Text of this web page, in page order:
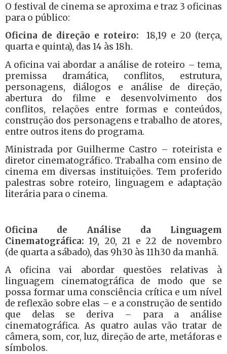
O festival de cinema se aproxima e traz 3 oficinas
para o público:
Oficina de direção e roteiro:
18,19 e 20 (terça,
quarta e quinta), das 14 às 18h.
A oficina vai abordar a análise de roteiro – tema,
premissa dramática, conflitos, estrutura,
personagens, diálogos e análise de direção,
abertura do filme e desenvolvimento dos
conflitos, relações entre formas e conteúdos,
construção dos personagens e trabalho de atores,
entre outros itens do programa.
Ministrada por Guilherme Castro – roteirista e
diretor cinematográfico. Trabalha com ensino de
cinema em diversas instituições. Tem proferido
palestras sobre roteiro, linguagem e adaptação
literária para o cinema.
Oficina de Análise da Linguagem
Cinematográfica:19, 20, 21 e 22 de novembro
(de quarta a sábado), das 9h30 às 11h30 da manhã.
A oficina vai abordar questões relativas à
linguagem cinematográfica de modo que se
possa formar uma consciência crítica e um nível
de reflexão sobre elas – e a construção de sentido
que delas se deriva – para a análise
cinematográfica. As quatro aulas vão tratar de
câmera, som, cor, luz, direção de arte, metáforas e
símbolos.